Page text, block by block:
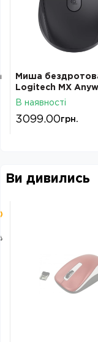
Миша
Logitech MX
3S Wireless/
В наявності
3099.00грн.
Ви дивились